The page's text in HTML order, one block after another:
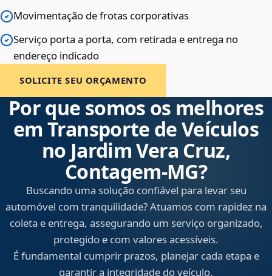
Movimentação de frotas corporativas
Serviço porta a porta, com retirada e entrega no
endereço indicado
SOLICITE SEU ORÇAMENTO
Por que somos os melhores
em Transporte de Veículos
no Jardim Vera Cruz,
Contagem‑MG?
Buscando uma solução confiável para levar seu
automóvel com tranquilidade? Atuamos com rapidez na
coleta e entrega, assegurando um serviço organizado,
protegido e com valores acessíveis.
É fundamental cumprir prazos, planejar cada etapa e
garantir a integridade do veículo.